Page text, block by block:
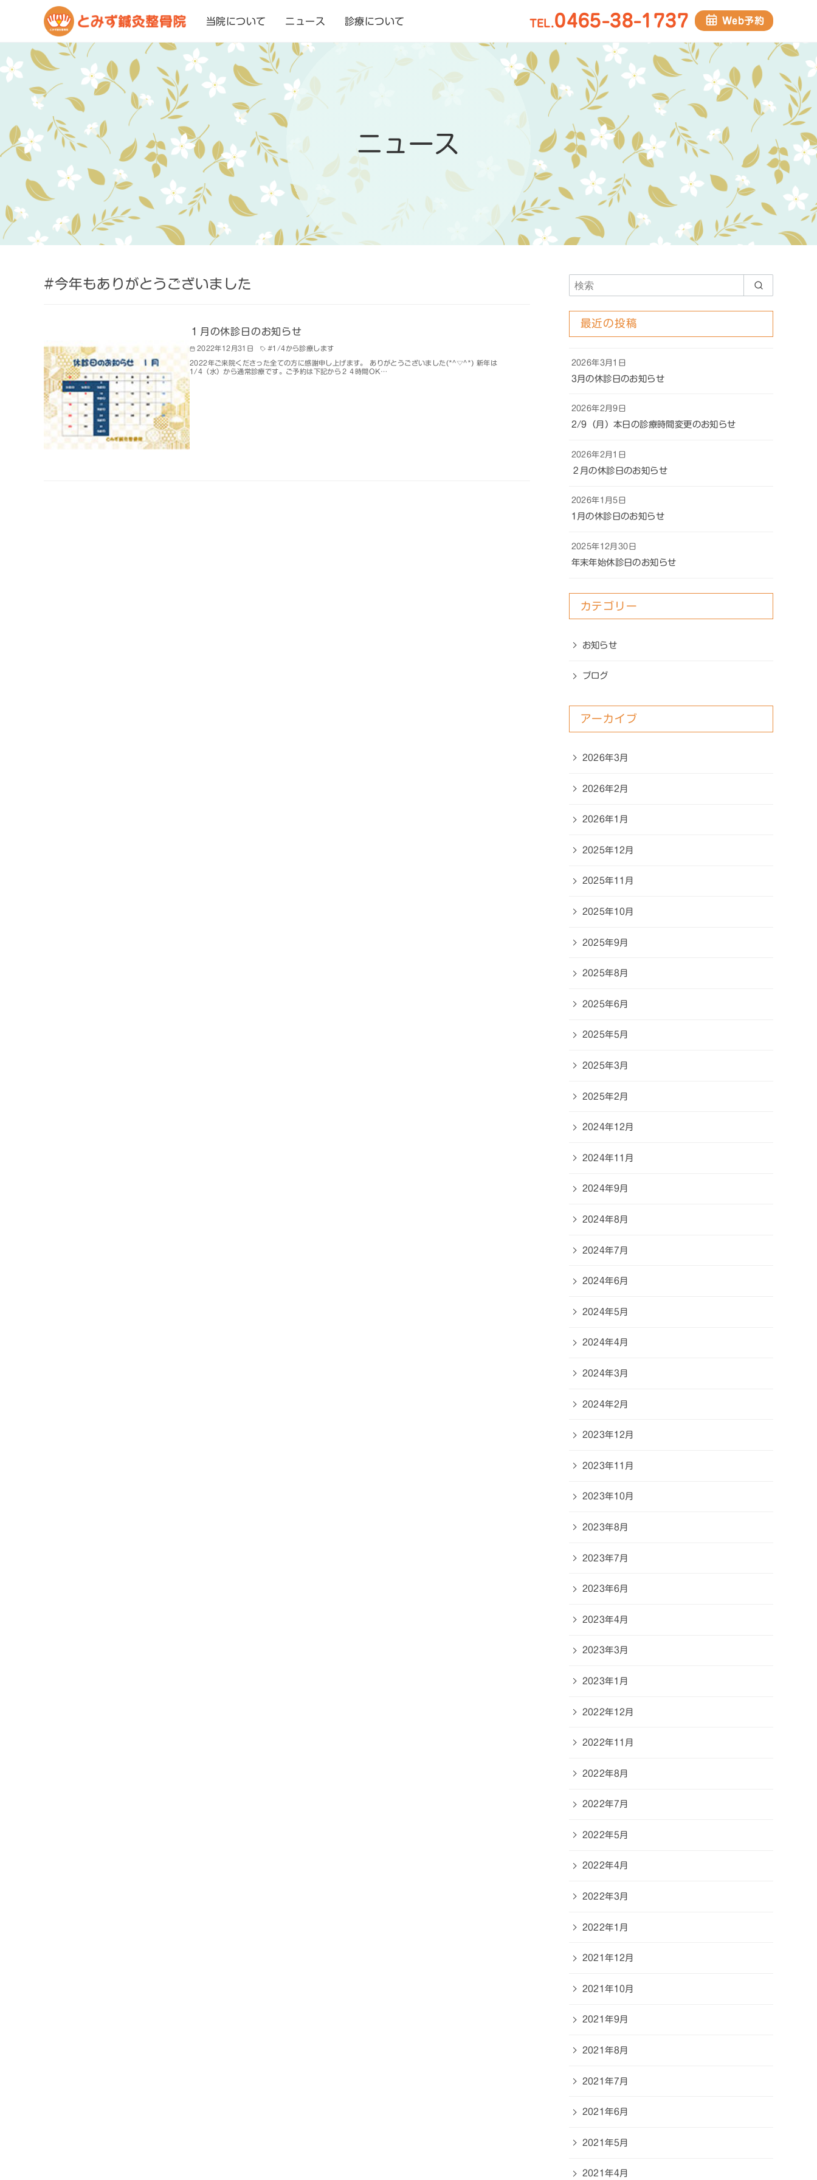
ン
へ
当院について ニュース 診療について TEL.0465-38-1737 Web予約
ニュース
#今年もありがとうございました
１月の休診日のお知らせ
2022年12月31日 #1/4から診療します
2022年ご来院くださった全ての方に感謝申し上げます。 ありがとうございました(*^▽^*) 新年は
1/4（水）から通常診療です。ご予約は下記から２４時間OK…
最近の投稿
3月の休診日のお知らせ
2026年3月1日
2/9（月）本日の診療時間変更のお知らせ
2026年2月9日
２月の休診日のお知らせ
2026年2月1日
1月の休診日のお知らせ
2026年1月5日
年末年始休診日のお知らせ
2025年12月30日
カテゴリー
お知らせ
ブログ
アーカイブ
2026年3月
2026年2月
2026年1月
2025年12月
2025年11月
2025年10月
2025年9月
2025年8月
2025年6月
2025年5月
2025年3月
2025年2月
2024年12月
2024年11月
2024年9月
2024年8月
2024年7月
2024年6月
2024年5月
2024年4月
2024年3月
2024年2月
2023年12月
2023年11月
2023年10月
2023年8月
2023年7月
2023年6月
2023年4月
2023年3月
2023年1月
2022年12月
2022年11月
2022年8月
2022年7月
2022年5月
2022年4月
2022年3月
2022年1月
2021年12月
2021年10月
2021年9月
2021年8月
2021年7月
2021年6月
2021年5月
2021年4月